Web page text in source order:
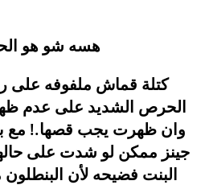
هسه شو هو
كتلة قماش ملفوفه على
الحرص الشديد على عدم
وان ظهرت يجب قصها.! مع
جينز ممكن لو شدت على
البنت فضيحه لأن